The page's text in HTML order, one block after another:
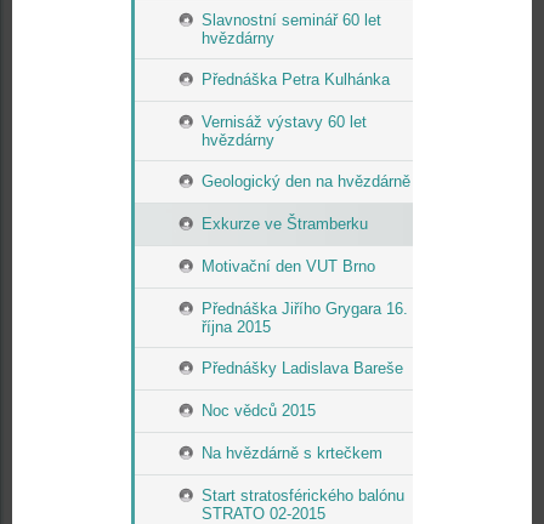
Slavnostní seminář 60 let
hvězdárny
Přednáška Petra Kulhánka
Vernisáž výstavy 60 let
hvězdárny
Geologický den na hvězdárně
Exkurze ve Štramberku
Motivační den VUT Brno
Přednáška Jiřího Grygara 16.
října 2015
Přednášky Ladislava Bareše
Noc vědců 2015
Na hvězdárně s krtečkem
Start stratosférického balónu
STRATO 02-2015